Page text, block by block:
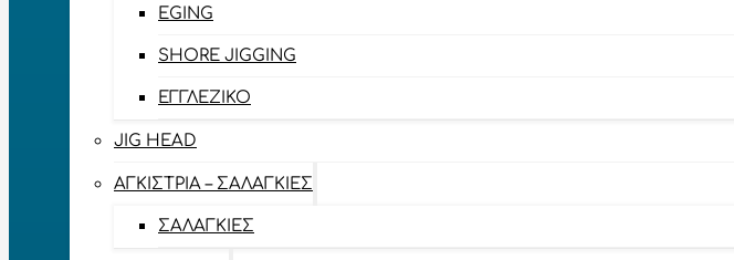
EGING
SHORE JIGGING
ΕΓΓΛΈΖΙΚΟ
JIG HEAD
ΑΓΚΊΣΤΡΙΑ – ΣΑΛΑΓΚΙΈΣ
ΣΑΛΑΓΚΙΈΣ